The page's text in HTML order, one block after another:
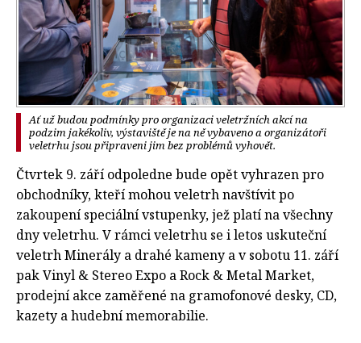
Ať už budou podmínky pro organizaci veletržních akcí na
podzim jakékoliv, výstaviště je na ně vybaveno a organizátoři
veletrhu jsou připraveni jim bez problémů vyhovět.
Čtvrtek 9. září odpoledne bude opět vyhrazen pro
obchodníky, kteří mohou veletrh navštívit po
zakoupení speciální vstupenky, jež platí na všechny
dny veletrhu. V rámci veletrhu se i letos uskuteční
veletrh Minerály a drahé kameny a v sobotu 11. září
pak Vinyl & Stereo Expo a Rock & Metal Market,
prodejní akce zaměřené na gramofonové desky, CD,
kazety a hudební memorabilie.